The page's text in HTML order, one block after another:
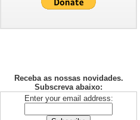
Receba as nossas novidades.
Subscreva abaixo:
Enter your email address: